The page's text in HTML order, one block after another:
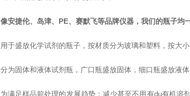
像安捷伦、岛津、PE、赛默飞等品牌仪器，我们的瓶子均
用于盛放化学试剂 的瓶子，按材质分为玻璃和塑料，按大
分为固体和液体试剂瓶，广口瓶盛放固体，细口瓶盛放液
为满足样品前处理的发展趋势：减少甚至不用有du有机